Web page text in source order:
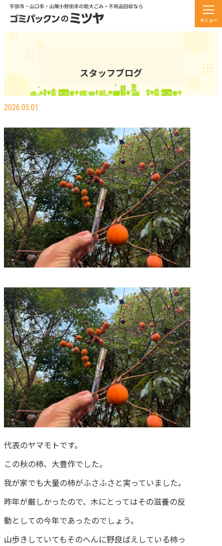
メニュー
スタッフブログ
大豊作の記憶・・・
2026.05.01
代表のヤマモトです。
この秋の柿、大豊作でした。
我が家でも大量の柿がふさふさと実っていました。
昨年が厳しかったので、木にとってはその滋養の反
動としての今年であったのでしょう。
山歩きしていてもそのへんに野良ばえしている柿っ